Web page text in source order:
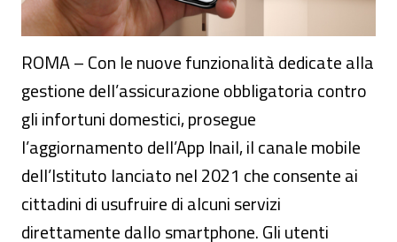
ROMA – Con le nuove funzionalità dedicate alla
gestione dell’assicurazione obbligatoria contro
gli infortuni domestici, prosegue
l’aggiornamento dell’App Inail, il canale mobile
dell’Istituto lanciato nel 2021 che consente ai
cittadini di usufruire di alcuni servizi
direttamente dallo smartphone. Gli utenti